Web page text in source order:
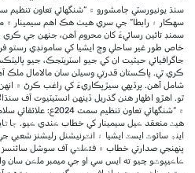
سهڪار ۽ رابطا” جي سري هيٺ هڪ اهم سيمينار ۾
سمنڊ تائين رسائيءَ کان محروم آهن، جنهن جي
خاص طور غير ساحلي وچ ايشيا کي سامونڊي رستو
جاگرافيائي حيثيت ان کي جيو اسٽريٽجڪ، جيو
ڪري ٿي. پاڪستان قدرتي وسيلن سان مالامال ملڪ
شامل آهن. پرڏيهي سيڙپڪاريءَ کي راغب ڪرڻ ۾
ٿو. اهڙو اظهار هنن گذريل ڏينهن انسٽيٽيوٽ آف
۾ “شنگهائي تعاون
هيٺ منعقد ڪيل سيمينار کي خطاب ڪندي ڪيو.
اينڊ سائوٿ ايسٽ ايشيا ۽ انٽرنيشنل رليشنز
پنهنجي صدارتي خطاب ۾ فئڪلٽي آف سوشل سائنسز
ڪاڪيپوٽو چيو ته ايس سي او جي ميمبر ملڪن سان